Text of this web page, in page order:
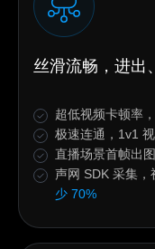
丝滑流畅，进出
超低视频卡顿率
极速连通，1v1
直播场景首帧出
声网 SDK 采集，
少 70%